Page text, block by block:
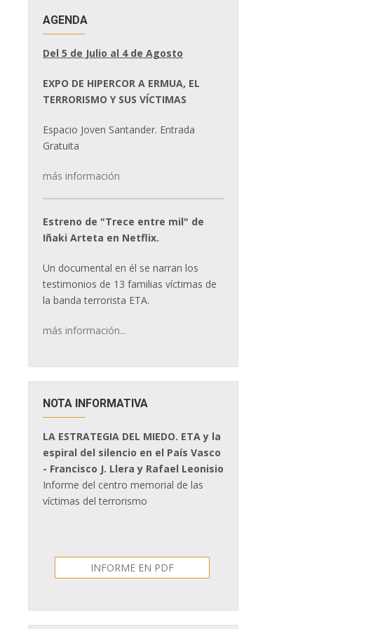
AGENDA
Del 5 de Julio al 4 de Agosto
EXPO DE HIPERCOR A ERMUA, EL
TERRORISMO Y SUS VÍCTIMAS
Espacio Joven Santander. Entrada
Gratuita
más información
Estreno de "Trece entre mil" de
Iñaki Arteta en Netflix.
Un documental en él se narran los
testimonios de 13 familias víctimas de
la banda terrorista ETA.
más información...
NOTA INFORMATIVA
LA ESTRATEGIA DEL MIEDO. ETA y la
espiral del silencio en el País Vasco
- Francisco J. Llera y Rafael Leonisio
Informe del centro memorial de las
víctimas del terrorismo
INFORME EN PDF